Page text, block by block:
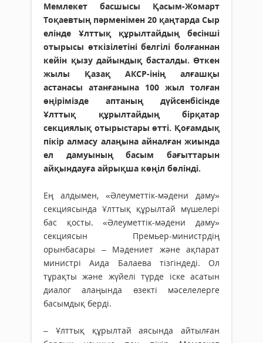
Мемлекет басшысы Қасым-Жомарт
Тоқаевтың пәрменімен 20 қаңтарда Сыр
елінде Ұлттық құрылтайдың бесінші
отырысы өткізілетіні белгілі болғаннан
кейін қызу дайындық басталды. Өткен
жылы Қазақ АКСР-інің алғашқы
астанасы атанғанына 100 жыл толған
өңірімізде аптаның дүйсенбісінде
Ұлттық құрылтайдың бірқатар
секциялық отырыстары өтті. Қоғамдық
пікір алмасу алаңына айналған жиында
ел дамуының басым бағыттарын
айқындауға айрықша көңіл бөлінді.
Ең алдымен, «Әлеуметтік-мәдени даму»
секциясында Ұлттық құрылтай мүшелері
бас қосты. «Әлеуметтік-мәдени даму»
секциясын Премьер-министрдің
орынбасары – Мәдениет және ақпарат
министрі Аида Балаева тізгіндеді. Ол
тұрақты және жүйелі түрде іске асатын
диалог алаңында өзекті мәселелерге
басымдық берді.
– Ұлттық құрылтай аясында айтылған